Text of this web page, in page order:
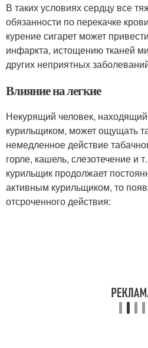
В таких условиях сердцу все
обязанности по перекачке
курение сигарет может
инфаркта, истощению тканей
других неприятных
Влияние на легкие
Некурящий человек,
курильщиком, может ощущать
немедленное действие
горле, кашель, слезотечение и
курильщик продолжает
активным курильщиком, то
отсроченного действия: